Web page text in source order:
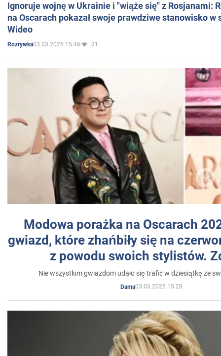
Ignoruje wojnę w Ukrainie i "wiąże się" z Rosjanami:
na Oscarach pokazał swoje prawdziwe stanowisko w
Wideo
Rozrywka03.03.2025 15:46 31
Modowa porażka na Oscarach
gwiazd, które zhańbiły się na
z powodu swoich stylistów.
Nie wszystkim gwiazdom udało się trafić w dziesiątkę ze
Dama03.03.2025 15:28